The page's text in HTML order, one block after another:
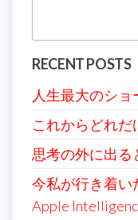
RECENT POSTS
人生最大のシ
これからどれ
思考の外に出る
今私が行き着い
Apple